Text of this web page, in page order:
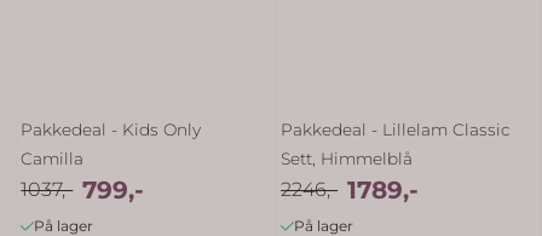
Pakkedeal - Kids Only
Camilla
1037,- 799,-
På lager
Pakkedeal - Lillelam Classic
Sett, Himmelblå
2246,- 1789,-
På lager